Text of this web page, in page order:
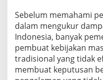
Sebelum memahami
dalam mengukur
Indonesia, banyak
pembuat kebijakan
tradisional yang tidak
membuat keputusan